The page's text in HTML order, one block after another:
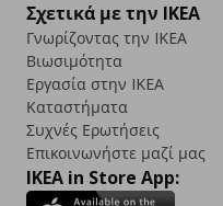
Σχετικά με την IKEA
Γνωρίζοντας την IKEA
Βιωσιμότητα
Εργασία στην IKEA
Καταστήματα
Συχνές Ερωτήσεις
Επικοινωνήστε μαζί μας
IKEA in Store App: